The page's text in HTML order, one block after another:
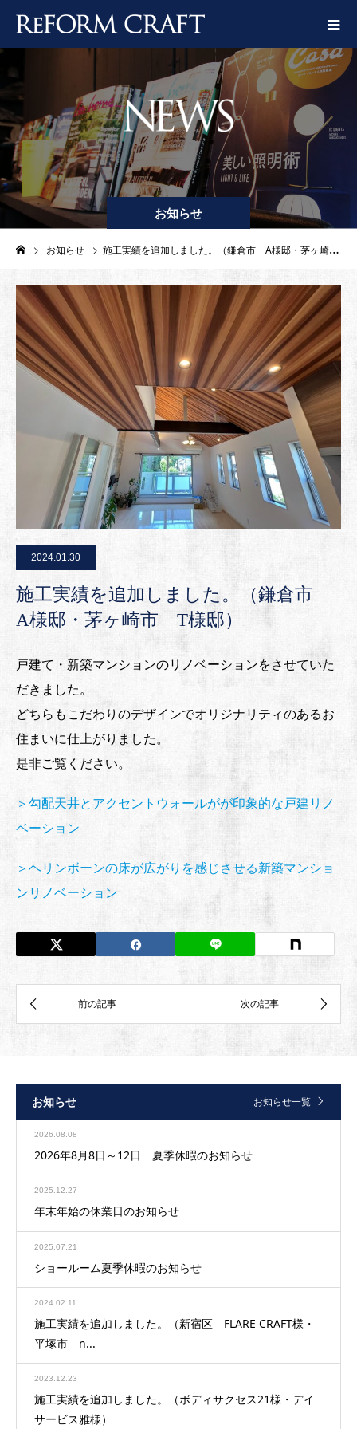
お知らせ
お知らせ 施工実績を追加しました。（鎌倉市 A様邸・茅ヶ崎市 T様邸）
2024.01.30
施工実績を追加しました。（鎌倉市
A様邸・茅ヶ崎市 T様邸）
戸建て・新築マンションのリノベーションをさせていた
だきました。
どちらもこだわりのデザインでオリジナリティのあるお
住まいに仕上がりました。
是非ご覧ください。
＞勾配天井とアクセントウォールがが印象的な戸建リノ
ベーション
＞ヘリンボーンの床が広がりを感じさせる新築マンショ
ンリノベーション
お知らせ お知らせ一覧
2026.08.08
2026年8月8日～12日 夏季休暇のお知らせ
2025.12.27
年末年始の休業日のお知らせ
2025.07.21
ショールーム夏季休暇のお知らせ
2024.02.11
施工実績を追加しました。（新宿区 FLARE CRAFT様・
平塚市 n...
2023.12.23
施工実績を追加しました。（ボディサクセス21様・デイ
サービス雅様）